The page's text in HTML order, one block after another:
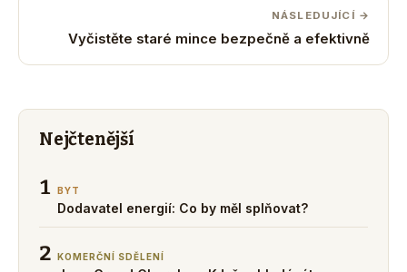
NÁSLEDUJÍCÍ →
Vyčistěte staré mince bezpečně a efektivně
Nejčtenější
1 BYT
Dodavatel energií: Co by měl splňovat?
2 KOMERČNÍ SDĚLENÍ